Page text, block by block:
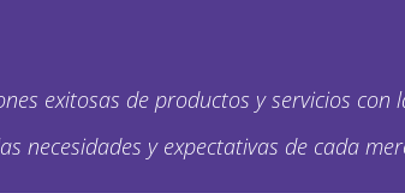
exitosas de productos y servicios
necesidades y expectativas de cada